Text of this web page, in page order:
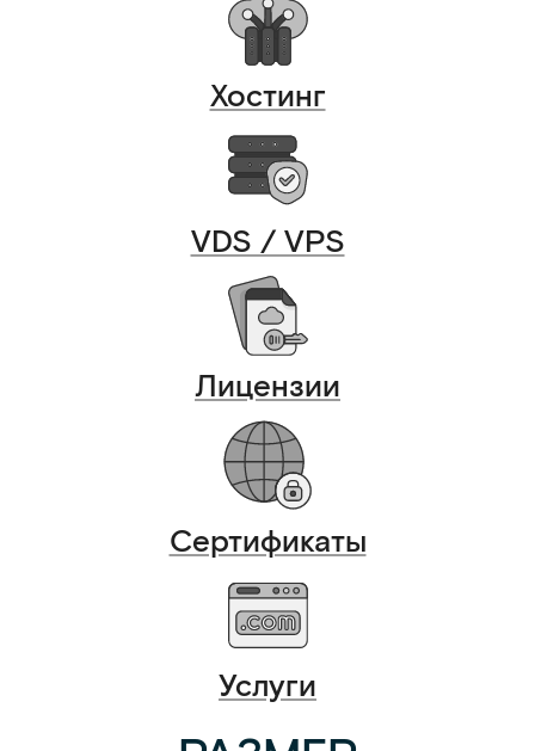
Хостинг
VDS / VPS
Лицензии
Сертификаты
Услуги